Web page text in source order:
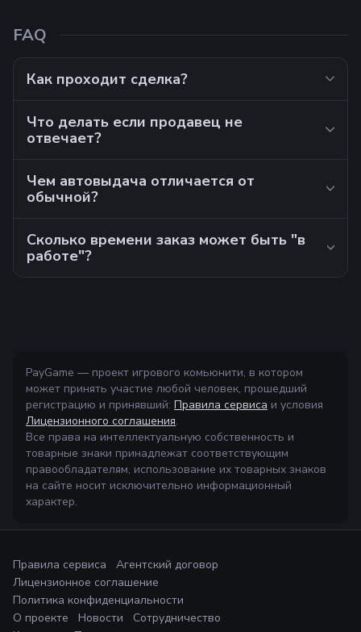
FAQ
Как проходит сделка?
Что делать если продавец не
отвечает?
Чем автовыдача отличается от
обычной?
Сколько времени заказ может быть "в
работе"?
PayGame — проект игрового комьюнити, в котором
может принять участие любой человек, прошедший
регистрацию и принявший: Правила сервиса и условия
Лицензионного соглашения.
Все права на интеллектуальную собственность и
товарные знаки принадлежат соответствующим
правообладателям, использование их товарных знаков
на сайте носит исключительно информационный
характер.
Правила сервиса
Агентский договор
Лицензионное соглашение
Политика конфиденциальности
О проекте
Новости
Сотрудничество